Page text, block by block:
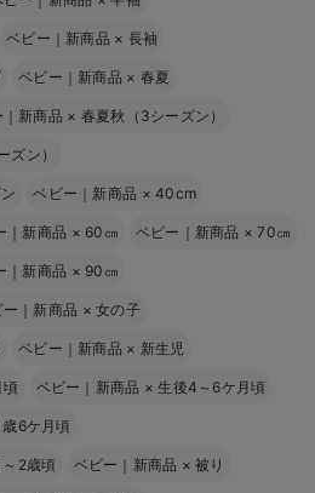
ベビー｜新商品 × 長袖
ベビー｜新商品 × 春夏
新商品 × 春夏秋（3シーズン）
ズン）
ベビー｜新商品 ×40cm
｜新商品 × 60㎝ ベビー｜新商品 ×70㎝
｜新商品 × 90㎝
｜新商品 ×女の子
ベビー｜新商品 × 新生児
頃 ベビー｜新商品 ×生後4～6ケ月頃
6ケ月頃
2歳頃 ベビー｜新商品 ×被り